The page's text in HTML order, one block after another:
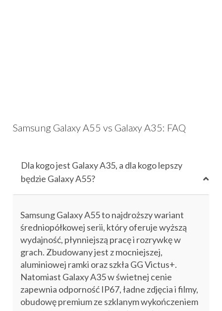
Samsung Galaxy A55 vs Galaxy A35: FAQ
Dla kogo jest Galaxy A35, a dla kogo lepszy
będzie Galaxy A55?
Samsung Galaxy A55 to najdroższy wariant
średniopółkowej serii, który oferuje wyższą
wydajność, płynniejszą pracę i rozrywkę w
grach. Zbudowany jest z mocniejszej,
aluminiowej ramki oraz szkła GG Victus+.
Natomiast Galaxy A35 w świetnej cenie
zapewnia odporność IP67, ładne zdjęcia i filmy,
obudowę premium ze szklanym wykończeniem